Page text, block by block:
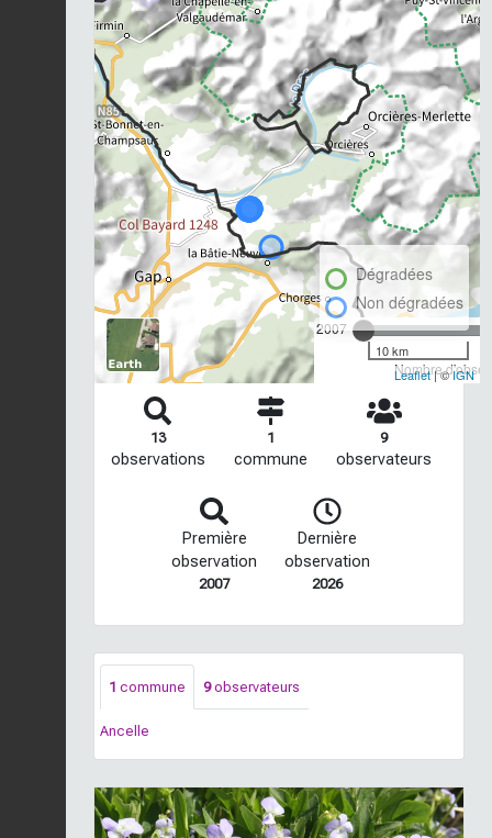
2007
Nombre
Dégradées
Non dégradées
10 km
Leaflet| ©IGN
13
observations
1
commune
9
observateurs
Première
observation
2007
Dernière
observation
2026
1 commune 9observateurs
Ancelle